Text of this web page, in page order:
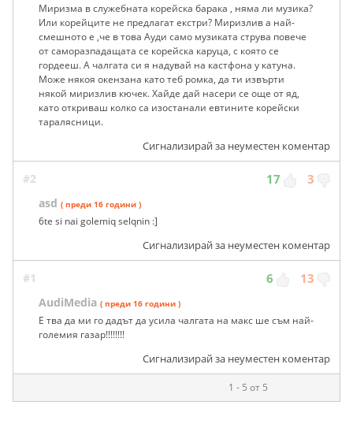
Миризма в служебната корейска барака , няма ли музика?
Или корейците не предлагат екстри? Миризлив а най-
смешното е ,че в това Ауди само музиката струва повече
от саморазпадащата се корейска каруца, с която се
гордееш. А чалгата си я надувай на кастфона у катуна.
Може някоя окензана като теб ромка, да ти извърти
някой миризлив кючек. Хайде дай насери се още от яд,
като откриваш колко са изостанали евтините корейски
таралясници.
Сигнализирай за неуместен коментар
#2 17 3
asd ( преди 16 години )
6te si nai golemiq selqnin :]
Сигнализирай за неуместен коментар
#1 6 13
AudiMedia ( преди 16 години )
Е тва да ми го дадът да усила чалгата на макс ше съм най-
големия газар!!!!!!!!
Сигнализирай за неуместен коментар
1 - 5 от 5